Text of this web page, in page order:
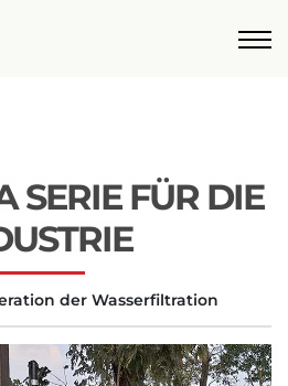
States
English
SERIE FÜR DIE
der Wasserfiltration